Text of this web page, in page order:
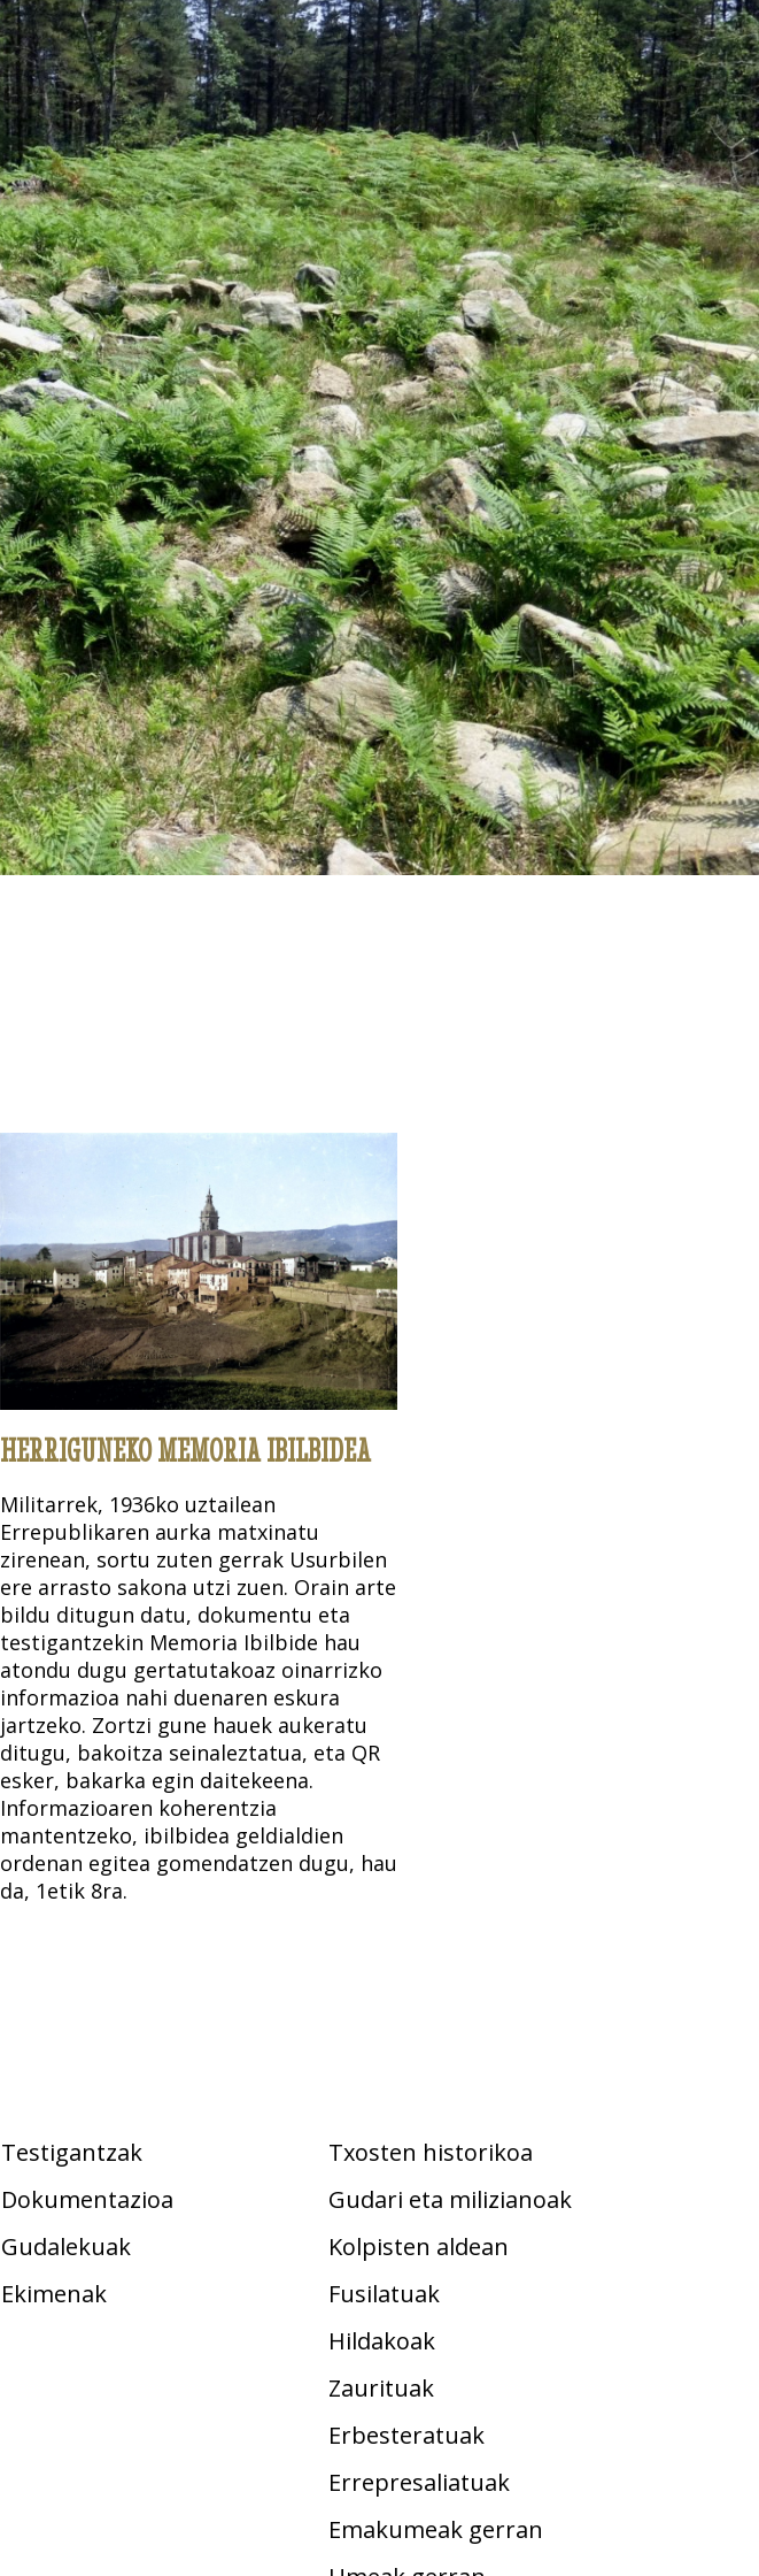
HERRIGUNEKO MEMORIA IBILBIDEA
Militarrek, 1936ko uztailean
Errepublikaren aurka matxinatu
zirenean, sortu zuten gerrak Usurbilen
ere arrasto sakona utzi zuen. Orain arte
bildu ditugun datu, dokumentu eta
testigantzekin Memoria Ibilbide hau
atondu dugu gertatutakoaz oinarrizko
informazioa nahi duenaren eskura
jartzeko. Zortzi gune hauek aukeratu
ditugu, bakoitza seinaleztatua, eta QR
esker, bakarka egin daitekeena.
Informazioaren koherentzia
mantentzeko, ibilbidea geldialdien
ordenan egitea gomendatzen dugu, hau
da, 1etik 8ra.
Testigantzak
Dokumentazioa
Gudalekuak
Ekimenak
Txosten historikoa
Gudari eta milizianoak
Kolpisten aldean
Fusilatuak
Hildakoak
Zaurituak
Erbesteratuak
Errepresaliatuak
Emakumeak gerran